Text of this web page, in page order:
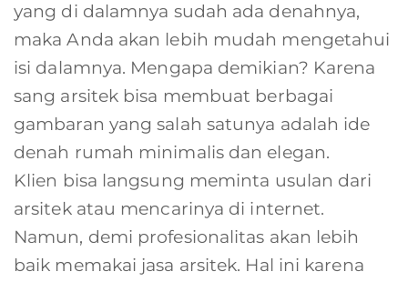
yang di dalamnya sudah ada denahnya,
maka Anda akan lebih mudah mengetahui
isi dalamnya. Mengapa demikian? Karena
sang arsitek bisa membuat berbagai
gambaran yang salah satunya adalah ide
denah rumah minimalis dan elegan.
Klien bisa langsung meminta usulan dari
arsitek atau mencarinya di internet.
Namun, demi profesionalitas akan lebih
baik memakai jasa arsitek. Hal ini karena